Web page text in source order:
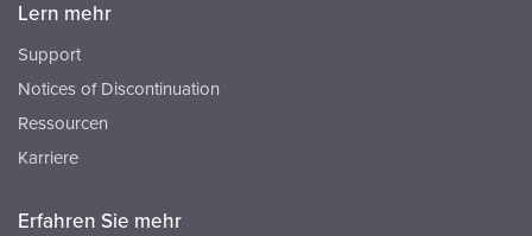
Lern mehr
Support
Notices of Discontinuation
Ressourcen
Karriere
Erfahren Sie mehr